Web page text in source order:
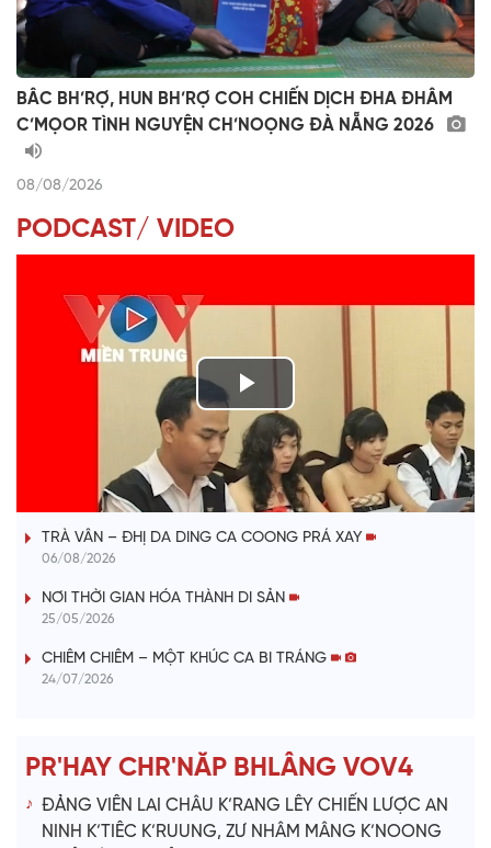
BÂC BH’RỢ, HUN BH’RỢ COH CHIẾN DỊCH ĐHA ĐHÂM
C’MỌOR TÌNH NGUYỆN CH’NOỌNG ĐÀ NẴNG 2026
08/08/2026
PODCAST/ VIDEO
P
l
a
V
i
e
o
VÀI PHÚT DÀNH CHO QUẢNG BÁ
TRÀ VÂN – ĐHỊ DA DING CA COONG PRÁ XAY
06/08/2026
NƠI THỜI GIAN HÓA THÀNH DI SẢN
25/05/2026
CHIÊM CHIÊM – MỘT KHÚC CA BI TRÁNG
24/07/2026
PR'HAY CHR'NĂP BHLÂNG VOV4
ĐẢNG VIÊN LAI CHÂU K’RANG LÊY CHIẾN LƯỢC AN
NINH K’TIÊC K’RUUNG, ZƯ NHÂM MÂNG K’NOONG